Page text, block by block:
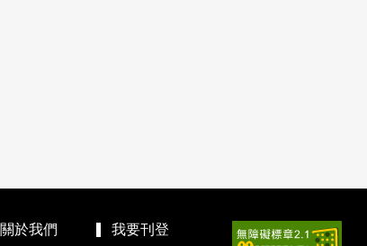
關於我們 我要刊登